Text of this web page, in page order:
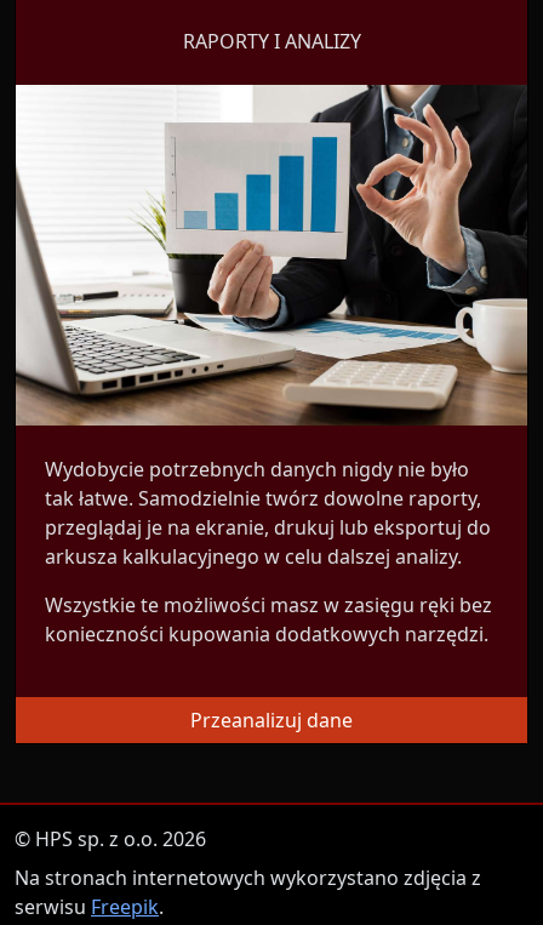
RAPORTY I ANALIZY
Wydobycie potrzebnych danych nigdy nie było
tak łatwe. Samodzielnie twórz dowolne raporty,
przeglądaj je na ekranie, drukuj lub eksportuj do
arkusza kalkulacyjnego w celu dalszej analizy.
Wszystkie te możliwości masz w zasięgu ręki bez
konieczności kupowania dodatkowych narzędzi.
Przeanalizuj dane
© HPS sp. z o.o. 2026
Na stronach internetowych wykorzystano zdjęcia z
serwisu Freepik.